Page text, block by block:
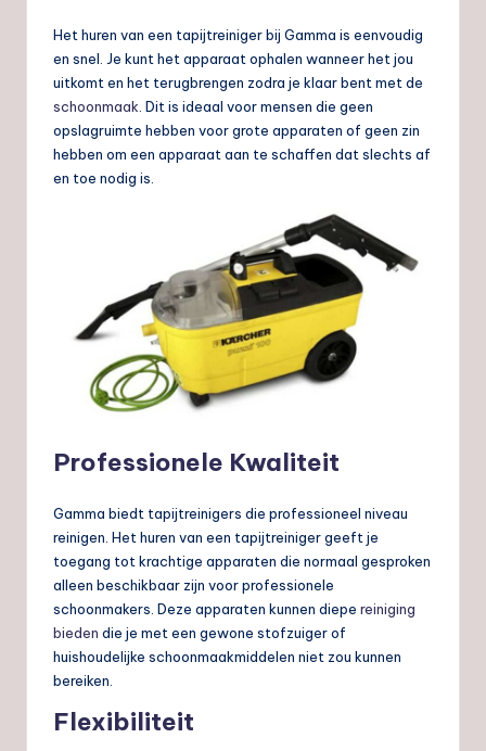
Het huren van een tapijtreiniger bij Gamma is eenvoudig
en snel. Je kunt het apparaat ophalen wanneer het jou
uitkomt en het terugbrengen zodra je klaar bent met de
schoonmaak . Dit is ideaal voor mensen die geen
opslagruimte hebben voor grote apparaten of geen zin
hebben om een apparaat aan te schaffen dat slechts af
en toe nodig is.
Professionele Kwaliteit
Gamma biedt tapijtreinigers die professioneel niveau
reinigen. Het huren van een tapijtreiniger geeft je
toegang tot krachtige apparaten die normaal gesproken
alleen beschikbaar zijn voor professionele
schoonmakers. Deze apparaten kunnen diepe reiniging
bieden die je met een gewone stofzuiger of
huishoudelijke schoonmaakmiddelen niet zou kunnen
bereiken.
Flexibiliteit